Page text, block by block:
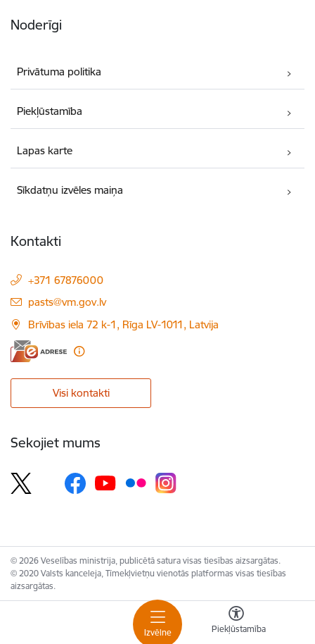
Izvēlne Piekļūstamība
Noderīgi
Privātuma politika
Piekļūstamība
Lapas karte
Sīkdatņu izvēles maiņa
Kontakti
+371 67876000
E-pasts:
pasts@vm.gov.lv
Brīvības iela 72 k-1, Rīga LV-1011, Latvija
Visi kontakti
Sekojiet mums
© 2026 Veselības ministrija, publicētā satura visas tiesības aizsargātas.
© 2020 Valsts kanceleja, Tīmekļvietņu vienotās platformas visas tiesības
aizsargātas.